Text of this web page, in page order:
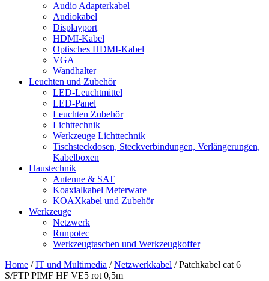
Audio Adapterkabel
Audiokabel
Displayport
HDMI-Kabel
Optisches HDMI-Kabel
VGA
Wandhalter
Leuchten und Zubehör
LED-Leuchtmittel
LED-Panel
Leuchten Zubehör
Lichttechnik
Werkzeuge Lichttechnik
Tischsteckdosen, Steckverbindungen, Verlängerungen,
Kabelboxen
Haustechnik
Antenne & SAT
Koaxialkabel Meterware
KOAXkabel und Zubehör
Werkzeuge
Netzwerk
Runpotec
Werkzeugtaschen und Werkzeugkoffer
Home /IT und Multimedia /Netzwerkkabel / Patchkabel cat 6
S/FTP PIMF HF VE5 rot 0,5m